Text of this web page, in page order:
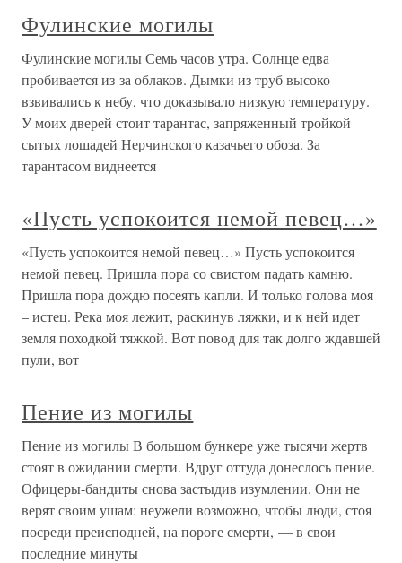
Фулинские могилы
Фулинские могилы Семь часов утра. Солнце едва
пробивается из-за облаков. Дымки из труб высоко
взвивались к небу, что доказывало низкую температуру.
У моих дверей стоит тарантас, запряженный тройкой
сытых лошадей Нерчинского казачьего обоза. За
тарантасом виднеется
«Пусть успокоится немой певец…»
«Пусть успокоится немой певец…» Пусть успокоится
немой певец. Пришла пора со свистом падать камню.
Пришла пора дождю посеять капли. И только голова моя
– истец. Река моя лежит, раскинув ляжки, и к ней идет
земля походкой тяжкой. Вот повод для так долго ждавшей
пули, вот
Пение из могилы
Пение из могилы В большом бункере уже тысячи жертв
стоят в ожидании смерти. Вдруг оттуда донеслось пение.
Офицеры-бандиты снова застыдив изумлении. Они не
верят своим ушам: неужели возможно, чтобы люди, стоя
посреди преисподней, на пороге смерти, — в свои
последние минуты